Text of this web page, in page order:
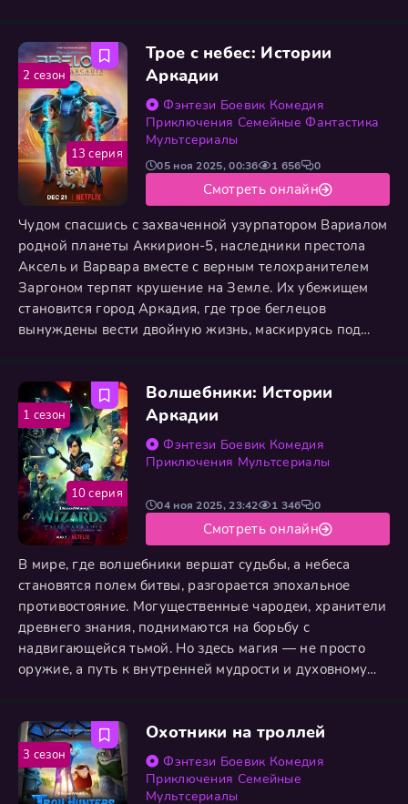
конфликт грозит стереть Аркадию с лица земли.
Группа случайных героев, втянутых в водоворот
событий, раскрывает шокирующую правду:
Трое с небес: Истории
Аркадии
Фэнтези Боевик Комедия
Приключения Семейные Фантастика
Мультсериалы
Чудом спасшись с захваченной узурпатором Вариалом
родной планеты Аккирион-5, наследники престола
Аксель и Варвара вместе с верным телохранителем
Заргоном терпят крушение на Земле. Их убежищем
становится город Аркадия, где трое беглецов
вынуждены вести двойную жизнь, маскируясь под
Вариал находит их след. Чтобы выжить на чужой
планете и освободить родной мир, принц и принцесса
должны преодолеть
05 ноя 2025, 00:36 1 656 0
Смотреть онлайн
13 серия
2 сезон
Волшебники: Истории
Аркадии
Фэнтези Боевик Комедия
Приключения Мультсериалы
В мире, где волшебники вершат судьбы, а небеса
становятся полем битвы, разгорается эпохальное
противостояние. Могущественные чародеи, хранители
древнего знания, поднимаются на борьбу с
надвигающейся тьмой. Но здесь магия — не просто
оружие, а путь к внутренней мудрости и духовному
демонов, обрести веру в себя, познав, что истинная
сила рождается в глубинах души. Судьбы
харизматичных мудрецов,
04 ноя 2025, 23:42 1 346 0
Смотреть онлайн
10 серия
1 сезон
Охотники на троллей
Фэнтези Боевик Комедия
Приключения Семейные
Мультсериалы
3 сезон